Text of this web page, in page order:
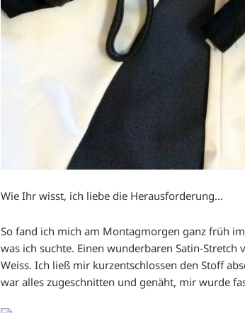
Wie Ihr wisst, ich liebe die Herausforderung…
So fand ich mich am Montagmorgen ganz früh
was ich suchte. Einen wunderbaren Satin-Stretch
Weiss. Ich ließ mir kurzentschlossen den Stoff
war alles zugeschnitten und genäht, mir wurde